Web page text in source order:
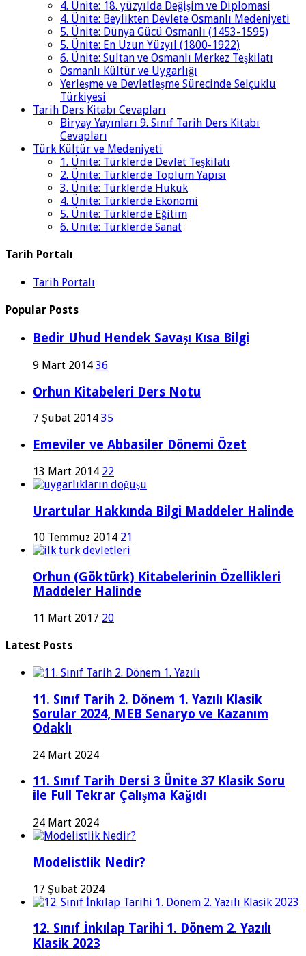
4. Ünite: 18. yüzyılda Değişim ve Diplomasi
4. Ünite: Beylikten Devlete Osmanlı Medeniyeti
5. Ünite: Dünya Gücü Osmanlı (1453-1595)
5. Ünite: En Uzun Yüzyıl (1800-1922)
6. Ünite: Sultan ve Osmanlı Merkez Teşkilatı
Osmanlı Kültür ve Uygarlığı
Yerleşme ve Devletleşme Sürecinde Selçuklu
Türkiyesi
Tarih Ders Kitabı Cevapları
Biryay Yayınları 9. Sınıf Tarih Ders Kitabı
Cevapları
Türk Kültür ve Medeniyeti
1. Ünite: Türklerde Devlet Teşkilatı
2. Ünite: Türklerde Toplum Yapısı
3. Ünite: Türklerde Hukuk
4. Ünite: Türklerde Ekonomi
5. Ünite: Türklerde Eğitim
6. Ünite: Türklerde Sanat
Tarih Portalı
Tarih Portalı
Popular Posts
Bedir Uhud Hendek Savaşı Kısa Bilgi
9 Mart 2014 36
Orhun Kitabeleri Ders Notu
7 Şubat 2014 35
Emeviler ve Abbasiler Dönemi Özet
13 Mart 2014 22
Urartular Hakkında Bilgi Maddeler Halinde
10 Temmuz 2014 21
Orhun (Göktürk) Kitabelerinin Özellikleri
Maddeler Halinde
11 Mart 2017 20
Latest Posts
11. Sınıf Tarih 2. Dönem 1. Yazılı Klasik
Sorular 2024, MEB Senaryo ve Kazanım
Odaklı
24 Mart 2024
11. Sınıf Tarih Dersi 3 Ünite 37 Klasik Soru
ile Full Tekrar Çalışma Kağıdı
24 Mart 2024
Modelistlik Nedir?
17 Şubat 2024
12. Sınıf İnkılap Tarihi 1. Dönem 2. Yazılı
Klasik 2023